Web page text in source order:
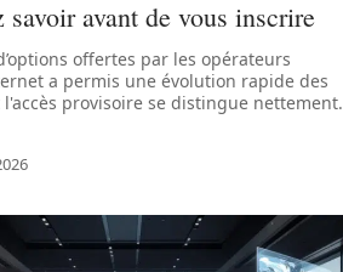
savoir avant de vous inscrire
offertes par les opérateurs
a permis une évolution rapide des
provisoire se distingue nettement.